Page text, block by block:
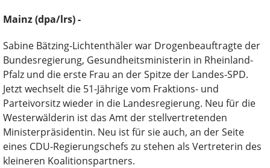
Mainz (dpa/lrs) -
Sabine Bätzing-Lichtenthäler war Drogenbeauftragte der
Bundesregierung, Gesundheitsministerin in Rheinland-
Pfalz und die erste Frau an der Spitze der Landes-SPD.
Jetzt wechselt die 51-Jährige vom Fraktions- und
Parteivorsitz wieder in die Landesregierung. Neu für die
Westerwälderin ist das Amt der stellvertretenden
Ministerpräsidentin. Neu ist für sie auch, an der Seite
eines CDU-Regierungschefs zu stehen als Vertreterin des
kleineren Koalitionspartners.